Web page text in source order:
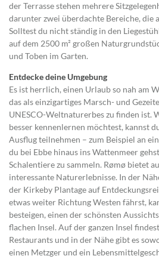
der Terrasse stehen mehrere
darunter zwei überdachte Bereiche, die
Solltest du nicht ständig in den
auf dem 2500 m² großen
und Toben im Garten.
Entdecke deine Umgebung
Es ist herrlich, einen Urlaub so nah am
das als einzigartiges Marsch- und
UNESCO-Weltnaturerbes zu finden ist.
besser kennenlernen möchtest, kannst
Ausflug teilnehmen – zum Beispiel an
du bei Ebbe hinaus ins Wattenmeer
Schalentiere zu sammeln. Rømø bietet
interessante Naturerlebnisse. In der
der Kirkeby Plantage auf
etwas weiter Richtung Westen fährst,
besteigen, einen der schönsten
flachen Insel. Auf der ganzen Insel
Restaurants und in der Nähe gibt es
einen Metzger und ein